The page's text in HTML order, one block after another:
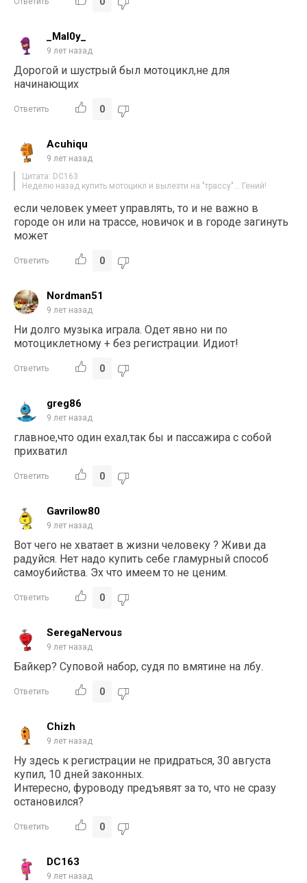
_Mal0y_
9 лет назад
Дорогой и шустрый был мотоцикл,не для
начинающих
Ответить 0
Acuhiqu
9 лет назад
Цитата: DC163
Неделю назад купить мотоцикл и вылезти на "трассу"… Гений!
если человек умеет управлять, то и не важно в
городе он или на трассе, новичок и в городе загинуть
может
Ответить 0
Nordman51
9 лет назад
Ни долго музыка играла. Одет явно ни по
мотоциклетному + без регистрации. Идиот!
Ответить 0
greg86
9 лет назад
главное,что один ехал,так бы и пассажира с собой
прихватил
Ответить 0
Gavrilow80
9 лет назад
Вот чего не хватает в жизни человеку ? Живи да
радуйся. Нет надо купить себе гламурный способ
самоубийства. Эх что имеем то не ценим.
Ответить 0
SeregaNervous
9 лет назад
Байкер? Суповой набор, судя по вмятине на лбу.
Ответить 0
Chizh
9 лет назад
Ну здесь к регистрации не придраться, 30 августа
купил, 10 дней законных.
Интересно, фуроводу предъявят за то, что не сразу
остановился?
Ответить 0
DC163
9 лет назад